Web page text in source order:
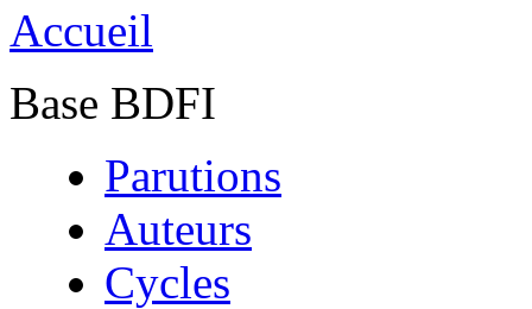
Accueil
Base BDFI
Parutions
Auteurs
Cycles